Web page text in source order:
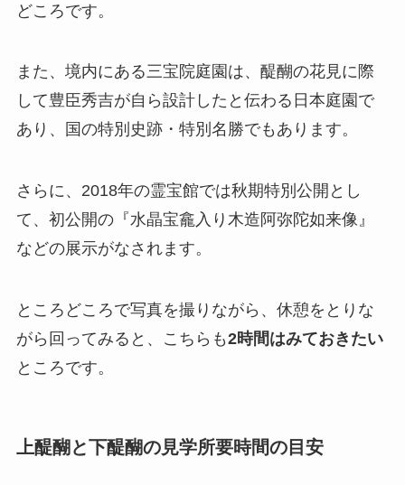
どころです。
また、境内にある三宝院庭園は、醍醐の花見に際
して豊臣秀吉が自ら設計したと伝わる日本庭園で
あり、国の特別史跡・特別名勝でもあります。
さらに、2018年の霊宝館では秋期特別公開とし
て、初公開の『水晶宝龕入り木造阿弥陀如来像』
などの展示がなされます。
ところどころで写真を撮りながら、休憩をとりな
がら回ってみると、こちらも2時間はみておきたい
ところです。
上醍醐と下醍醐の見学所要時間の目安